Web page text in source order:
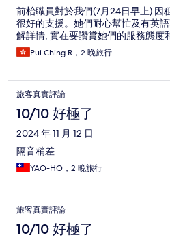
前枱職員對於我們(7月24日早上) 因
很好的支援。她們耐心幫忙及有英
解詳情, 實在要讚賞她們的服務態度
Pui Ching R，2 晚旅行
旅客真實評論
10/10 好極了
2024 年 11 月 12 日
隔音稍差
YAO-HO，2 晚旅行
旅客真實評論
10/10 好極了